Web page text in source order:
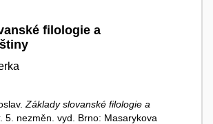
filologie a
Základy slovanské filologie a
. 5. nezměn. vyd. Brno: Masarykova